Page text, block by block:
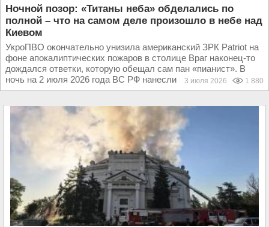
Ночной позор: «Титаны неба» обделались по
полной – что на самом деле произошло в небе над
Киевом
УкроПВО окончательно унизила американский ЗРК Patriot на
фоне апокалиптических пожаров в столице Враг наконец-то
дождался ответки, которую обещал сам пан «пианист». В
ночь на 2 июля 2026 года ВС РФ нанесли по...3 июля 2026 1 880